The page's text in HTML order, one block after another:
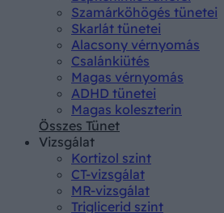
Szamárköhögés tünetei
Skarlát tünetei
Alacsony vérnyomás
Csalánkiütés
Magas vérnyomás
ADHD tünetei
Magas koleszterin
Összes Tünet
Vizsgálat
Kortizol szint
CT-vizsgálat
MR-vizsgálat
Triglicerid szint